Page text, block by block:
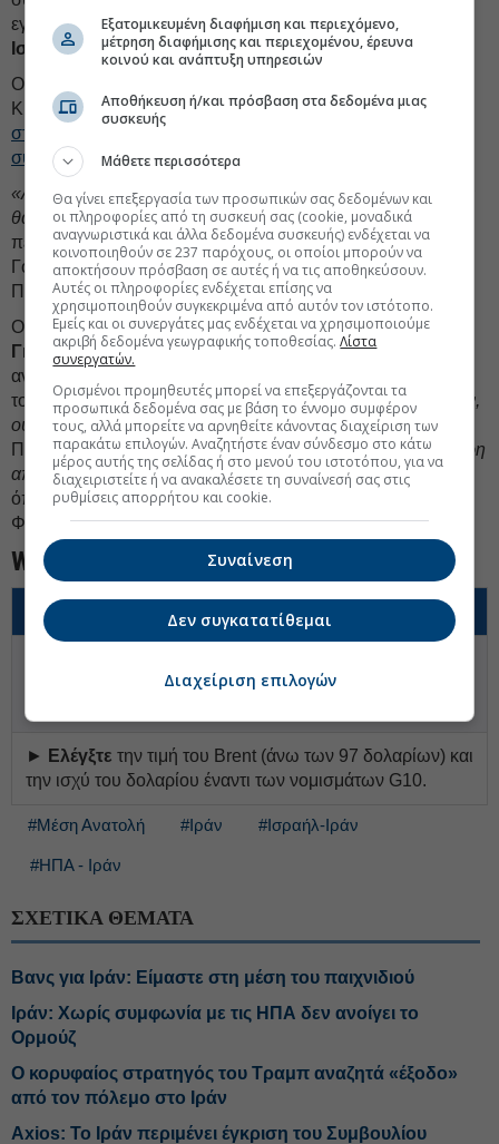
εγκαταστάσεις που υπέστησαν ζημιές από επιθέσεις της
Ισλαμικής Δημοκρατίας.
Ο Τραμπ δήλωσε σε συνέντευξη που μεταδόθηκε την
Κυριακή ότιδεν θα αποδεσμεύσει ιρανικά περιουσιακά
στοιχεία ούτε θα άρει κυρώσεις στο πλαίσιο μιας αρχικής
συμφωνίας .
«Αν συμπεριφερθούν σωστά, αν κάνουν καλή δουλειά, τότε
θα αρχίσουμε να συζητάμε»για την αποδέσμευση των
περιουσιακών στοιχείων, δήλωσε ο Τραμπ στην Κρίστεν
Γουέλκερ στη συνέντευξη που μαγνητοσκοπήθηκε την
Παρασκευή για την εκπομπήMeet the Press
Ο αναπληρωτής υπουργός Εξωτερικών του Ιράν,Καζέμ
Γκαριμπαμπαντί, απέρριψε την ιδέα, γράφοντας σε
ανάρτησή του στο X ότι τα περιουσιακά στοιχεία της χώρας
του
«δεν αποτελούν ούτε πολεμικά λάφυρα της Ουάσιγκτον,
ούτε ταμείο για την αποζημίωση των συμμάχων της».
Πρόσθεσε επίσης ότι το Ιράν εξακολουθεί να απαιτεί«πλήρη
αποζημίωση»για τις δικές του ζημιές από τον πόλεμο που,
όπως υποστηρίζει, ξεκίνησαν το Ισραήλ και οι ΗΠΑ στις 28
Φεβρουαρίου.
Watch Now
Τι να παρακολουθήσετε
60ήμερη εκεχειρία Τεχεράνης–Ουάσιγκτον και τυχόν νέα
► Ελέγξτε την τιμή του Brent (άνω των 97 δολαρίων) και
την ισχύ του δολαρίου έναντι των νομισμάτων G10.
#Μέση Ανατολή #Ιράν #Ισραήλ-Ιράν
#ΗΠΑ - Ιράν
ΣΧΕΤΙΚΑ ΘΕΜΑΤΑ
Βανς για Ιράν: Είμαστε στη μέση του παιχνιδιού
Ιράν: Χωρίς συμφωνία με τις ΗΠΑ δεν ανοίγει το
Ορμούζ
Ο κορυφαίος στρατηγός του Τραμπ αναζητά «έξοδο»
από τον πόλεμο στο Ιράν
Axios: Το Ιράν περιμένει έγκριση του Συμβουλίου
Εξατομικευμένη διαφήμιση και περιεχόμενο,
μέτρηση διαφήμισης και περιεχομένου, έρευνα
κοινού και ανάπτυξη υπηρεσιών
Αποθήκευση ή/και πρόσβαση στα δεδομένα μιας
συσκευής
Μάθετε περισσότερα
Θα γίνει επεξεργασία των προσωπικών σας δεδομένων και
οι πληροφορίες από τη συσκευή σας (cookie, μοναδικά
αναγνωριστικά και άλλα δεδομένα συσκευής) ενδέχεται να
κοινοποιηθούν σε 237 παρόχους, οι οποίοι μπορούν να
αποκτήσουν πρόσβαση σε αυτές ή να τις αποθηκεύσουν.
Αυτές οι πληροφορίες ενδέχεται επίσης να
χρησιμοποιηθούν συγκεκριμένα από αυτόν τον ιστότοπο.
Εμείς και οι συνεργάτες μας ενδέχεται να χρησιμοποιούμε
ακριβή δεδομένα γεωγραφικής τοποθεσίας.Λίστα
συνεργατών.
Ορισμένοι προμηθευτές μπορεί να επεξεργάζονται τα
προσωπικά δεδομένα σας με βάση το έννομο συμφέρον
τους, αλλά μπορείτε να αρνηθείτε κάνοντας διαχείριση των
παρακάτω επιλογών. Αναζητήστε έναν σύνδεσμο στο κάτω
μέρος αυτής της σελίδας ή στο μενού του ιστοτόπου, για να
διαχειριστείτε ή να ανακαλέσετε τη συναίνεσή σας στις
ρυθμίσεις απορρήτου και cookie.
Συναίνεση
Δεν συγκατατίθεμαι
Διαχείριση επιλογών